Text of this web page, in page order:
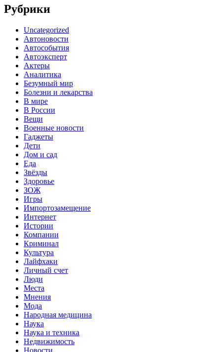
Рубрики
Uncategorized
Автоновости
Автособытия
Автоэксперт
Актеры
Аналитика
Безумный мир
Болезни и лекарства
В мире
В России
Вещи
Военные новости
Гаджеты
Дети
Дом и сад
Еда
Звёзды
Здоровье
ЗОЖ
Игры
Импортозамещение
Интернет
Истории
Компании
Криминал
Культура
Лайфхаки
Личный счет
Люди
Места
Мнения
Мода
Народная медицина
Наука
Наука и техника
Недвижимость